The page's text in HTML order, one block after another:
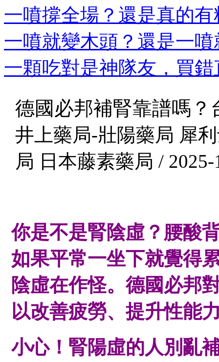
一噴撐全場？還是真的
一噴就變木頭？還是一
一顆吃對是神隊友，買
德國必邦補腎靠譜嗎？
井上藥局-壯陽藥局 犀
局 日本藤素藥局 / 2025-
你是不是腎陰虛？腰酸
如果平常一坐下就覺得
陰虛在作怪。德國必邦
以改善疲勞、提升性能
小心！腎陽虛的人別亂